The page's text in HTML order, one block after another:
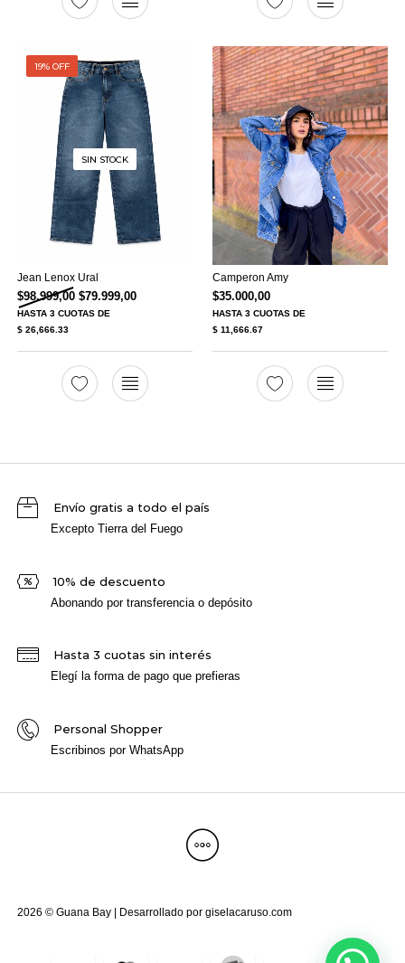
19% OFF
SIN STOCK
Jean Lenox Ural
$98.999,00 El precio original era: $98.999,00.
$79.999,00El precio actual es: $79.999,00.
HASTA 3 CUOTASDE
$ 26,666.33
Camperon Amy
$35.000,00
HASTA3 CUOTAS DE
$ 11,666.67
Envío gratis a todo el país
Excepto Tierra del Fuego
10% de descuento
Abonando por transferencia o depósito
Hasta 3 cuotas sin interés
Elegí la forma de pago que prefieras
Personal Shopper
Escribinos por WhatsApp
2026 © Guana Bay | Desarrollado por giselacaruso.com